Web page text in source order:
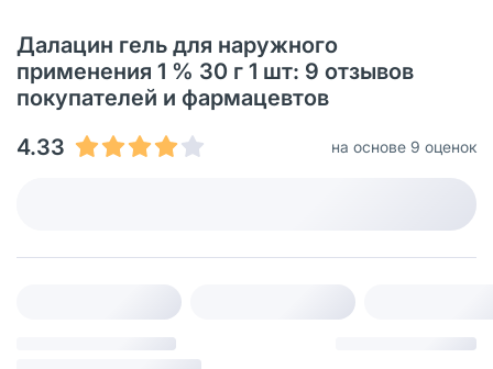
Далацин гель для наружного
применения 1 % 30 г 1 шт: 9 отзывов
покупателей и фармацевтов
4.33
на основе 9 оценок